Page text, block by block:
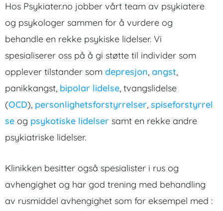
Hos Psykiater.no jobber vårt team av psykiatere
og psykologer sammen for å vurdere og
behandle en rekke psykiske lidelser. Vi
spesialiserer oss på å gi støtte til individer som
opplever tilstander som depresjon, angst,
panikkangst, bipolar lidelse, tvangslidelse
(OCD), personlighetsforstyrrelser, spiseforstyrrel
se og psykotiske lidelser samt en rekke andre
psykiatriske lidelser.
Klinikken besitter også spesialister i rus og
avhengighet og har god trening med behandling
av rusmiddel avhengighet som for eksempel med :